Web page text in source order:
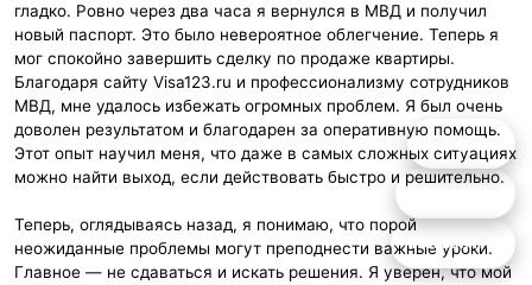
гладко. Ровно через два часа я вернулся в МВД и получил
новый паспорт. Это было невероятное облегчение. Теперь я
мог спокойно завершить сделку по продаже квартиры.
Благодаря сайту Visa123.ru и профессионализму сотрудников
МВД, мне удалось избежать огромных проблем. Я был очень
доволен результатом и благодарен за оперативную помощь.
Этот опыт научил меня, что даже в самых сложных ситуациях
можно найти выход, если действовать быстро и решительно.
Теперь, оглядываясь назад, я понимаю, что порой
неожиданные проблемы могут преподнести важные уроки.
Главное — не сдаваться и искать решения. Я уверен, что мой
Telegram
Позвонить